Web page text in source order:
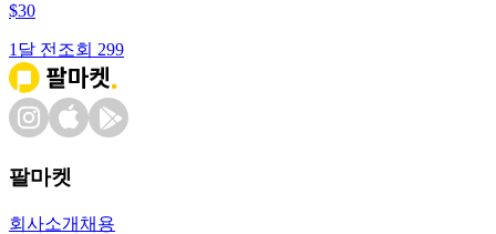
$30
1달 전 조회 299
팔마켓
회사소개 채용